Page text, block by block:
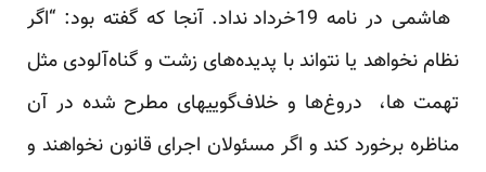
هاشمی در نامه 19خرداد نداد. آنجا که گفته بود: “اگر
نظام نخواهد یا نتواند با پدیده‌های زشت و گناه‌آلودی مثل
تهمت ها، دروغ‌ها و خلاف‌گوییهای مطرح شده در آن
مناظره برخورد کند و اگر مسئولان اجرای قانون نخواهند و